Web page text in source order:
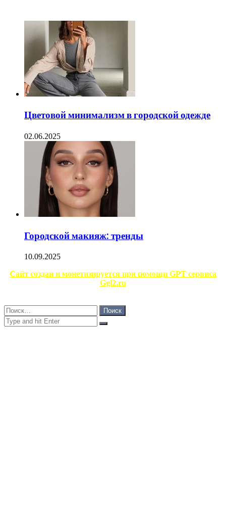
Цветовой минимализм в городской одежде
02.06.2025
Городской макияж: тренды
10.09.2025
Facebook
Twitter
WhatsApp
Telegram
Сайт создан и монетизируется при помощи GPT сервиса
Ggl2.ru
Close
Найти:
Close
Search